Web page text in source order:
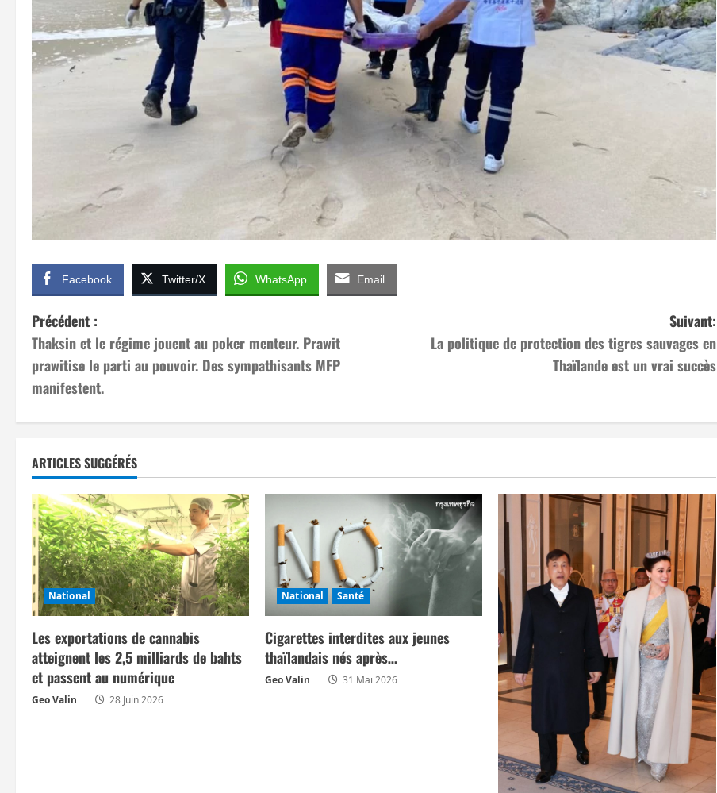
Facebook Twitter/X WhatsApp Email
N
a
v
i
g
a
t
i
o
n
d
’
Précédent :
Thaksin et le régime jouent au poker menteur. Prawit
prawitise le parti au pouvoir. Des sympathisants MFP
manifestent.
Suivant:
La politique de protection des tigres sauvages en
Thaïlande est un vrai succès
ARTICLES SUGGÉRÉS
National
Les exportations de cannabis
atteignent les 2,5 milliards de bahts
et passent au numérique
Geo Valin 28 Juin 2026
National Santé
Cigarettes interdites aux jeunes
thaïlandais nés après…
Geo Valin 31 Mai 2026